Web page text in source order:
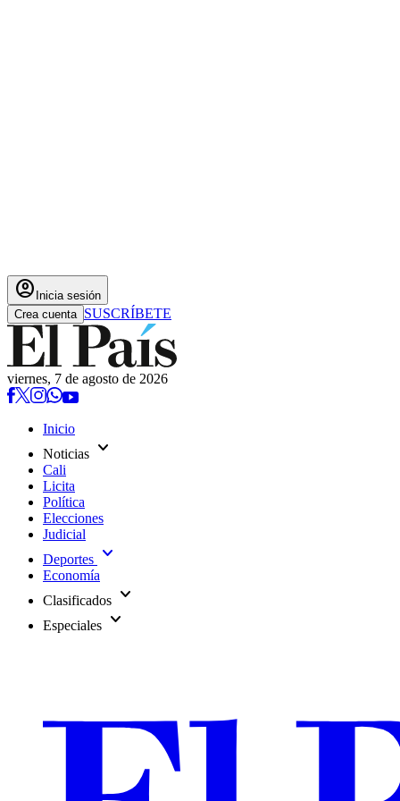
account_circle Inicia sesión
Crea cuenta SUSCRÍBETE
viernes, 7 de agosto de 2026
Inicio
Noticias expand_more
Cali
Licita
Política
Elecciones
Judicial
Deportes expand_more
Economía
Clasificados expand_more
Especiales expand_more